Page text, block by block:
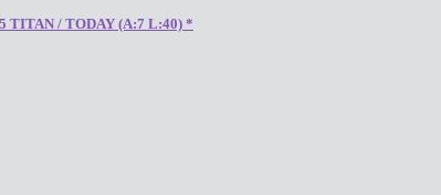
TITAN / TODAY (A:7 L:40) *